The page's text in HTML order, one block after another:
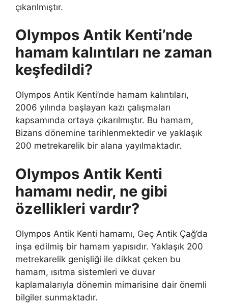
çıkarılmıştır.
Olympos Antik Kenti’nde
hamam kalıntıları ne zaman
keşfedildi?
Olympos Antik Kenti’nde hamam kalıntıları,
2006 yılında başlayan kazı çalışmaları
kapsamında ortaya çıkarılmıştır. Bu hamam,
Bizans dönemine tarihlenmektedir ve yaklaşık
200 metrekarelik bir alana yayılmaktadır.
Olympos Antik Kenti
hamamı nedir, ne gibi
özellikleri vardır?
Olympos Antik Kenti hamamı, Geç Antik Çağ’da
inşa edilmiş bir hamam yapısıdır. Yaklaşık 200
metrekarelik genişliği ile dikkat çeken bu
hamam, ısıtma sistemleri ve duvar
kaplamalarıyla dönemin mimarisine dair önemli
bilgiler sunmaktadır.